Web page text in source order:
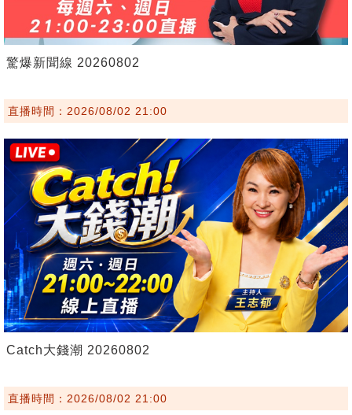
驚爆新聞線 20260802
直播時間：2026/08/02 21:00
Catch大錢潮 20260802
直播時間：2026/08/02 21:00